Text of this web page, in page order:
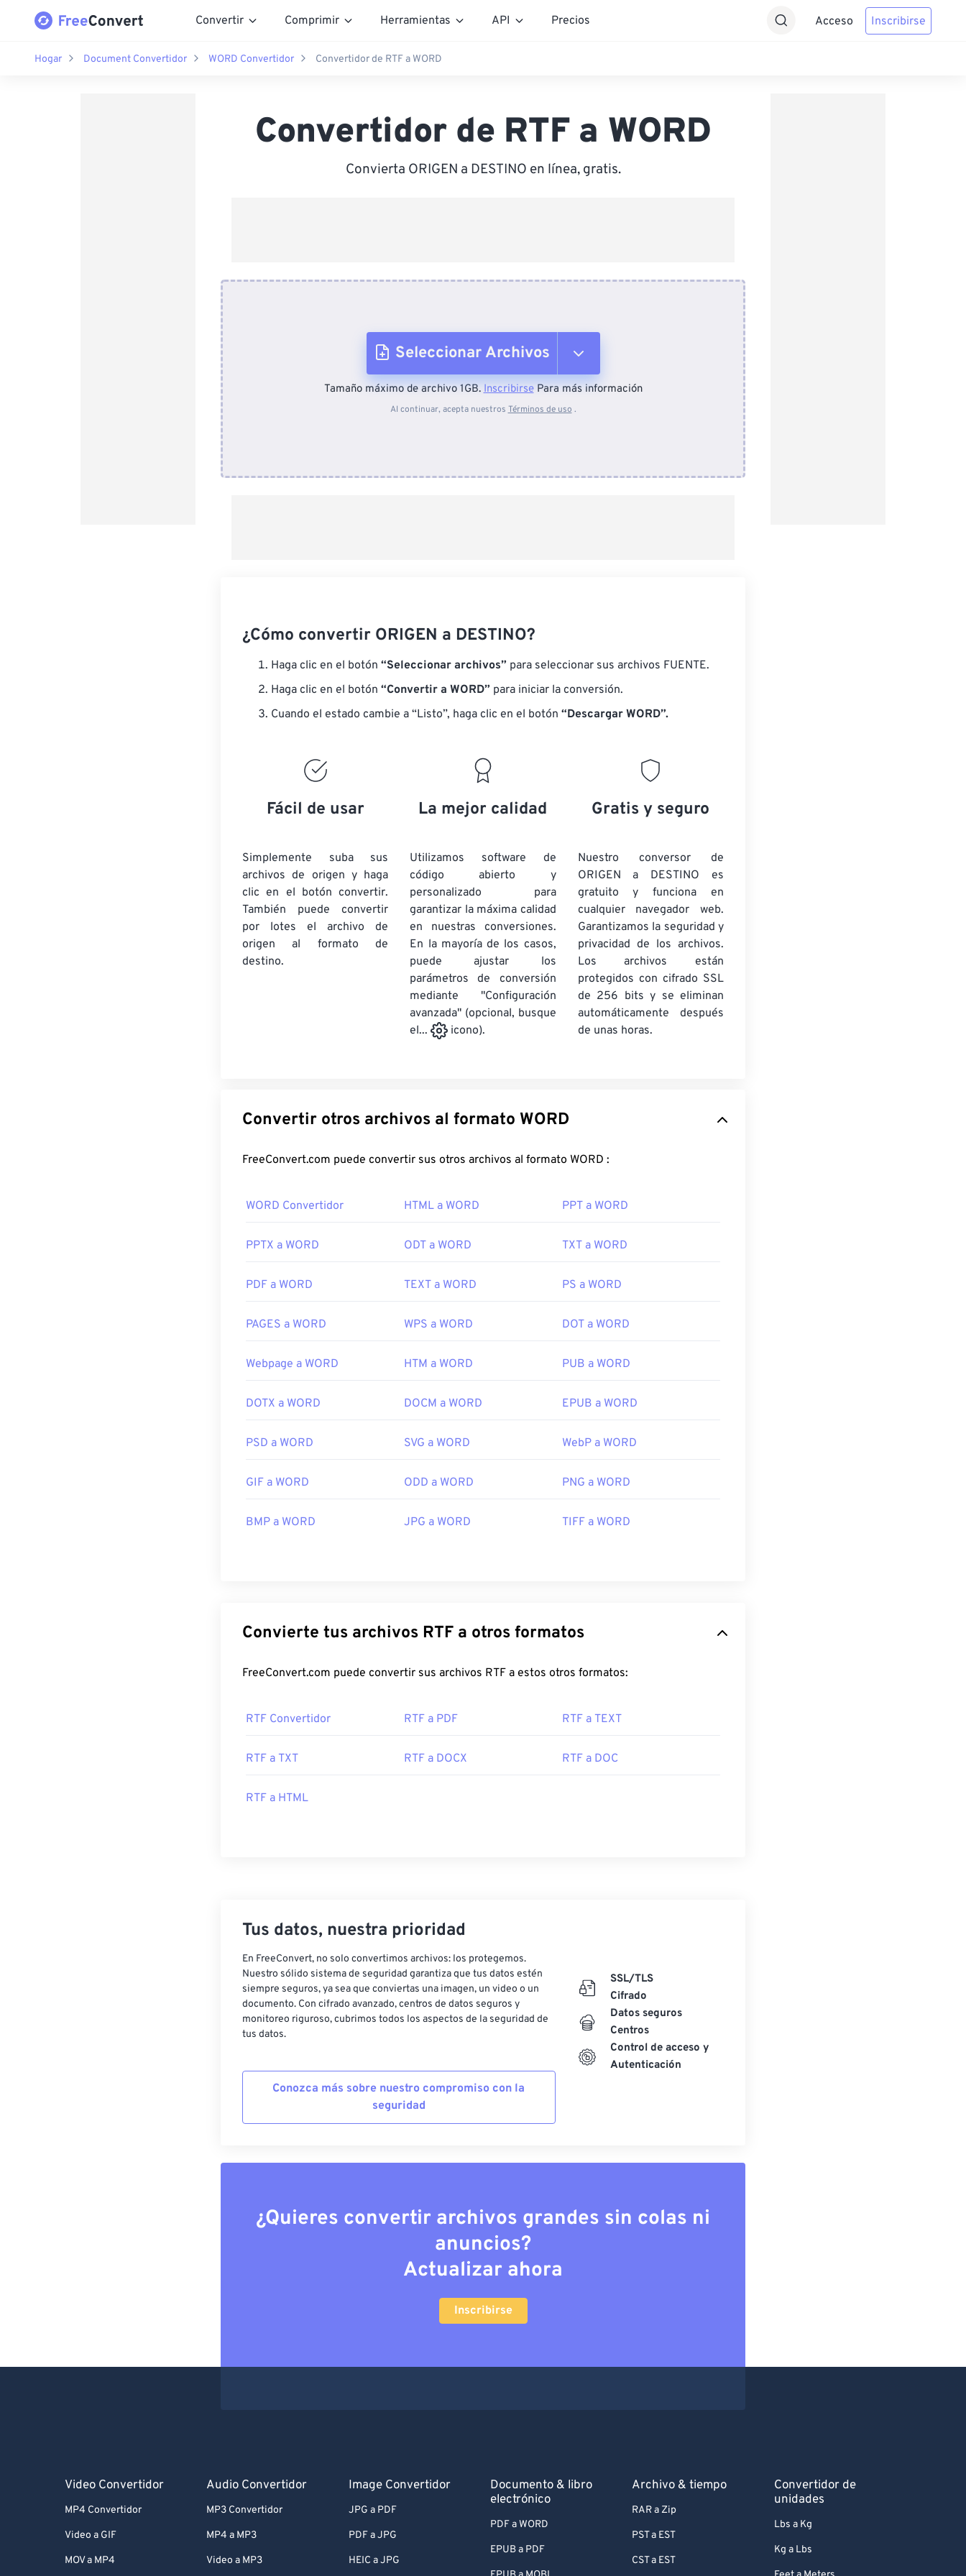
Convertir Comprimir Herramientas API Precios Acceso Inscribirse
Hogar Document Convertidor WORD Convertidor Convertidor de RTF a WORD
Convertidor de RTF a WORD
Convierta ORIGEN a DESTINO en línea, gratis.
Seleccionar Archivos
Desde el dispositivo
Tamaño máximo de archivo 1GB.InscribirsePara más información
Al continuar, acepta nuestros Términos de uso .
¿Cómo convertir ORIGEN a DESTINO?
Haga clic en el botón “Seleccionar archivos” para seleccionar sus archivos FUENTE.
Haga clic en el botón “Convertir a WORD” para iniciar la conversión.
Cuando el estado cambie a “Listo”, haga clic en el botón “Descargar WORD”.
Fácil de usar
Simplemente suba sus
archivos de origen y haga
clic en el botón convertir.
También puede convertir
por lotesel archivo de
origen al formato de
destino.
La mejor calidad
Utilizamos software de
código abierto y
personalizado para
garantizar la máxima calidad
en nuestras conversiones.
En la mayoría de los casos,
puede ajustar los
parámetros de conversión
mediante "Configuración
avanzada" (opcional, busque
el...
icono).
Gratis y seguro
Nuestro conversor de
ORIGEN a DESTINO es
gratuito y funciona en
cualquier navegador web.
Garantizamos la seguridad y
privacidad de los archivos.
Los archivos están
protegidos con cifrado SSL
de 256 bits y se eliminan
automáticamente después
de unas horas.
Convertir otros archivos al formato WORD
FreeConvert.com puede convertir sus otros archivos al formato WORD :
WORD Convertidor HTML a WORD PPT a WORD
PPTX a WORD ODT a WORD TXT a WORD
PDF a WORD TEXT a WORD PS a WORD
PAGES a WORD WPS a WORD DOT a WORD
Webpage a WORD HTM a WORD PUB a WORD
DOTX a WORD DOCM a WORD EPUB a WORD
PSD a WORD SVG a WORD WebP a WORD
GIF a WORD ODD a WORD PNG a WORD
BMP a WORD JPG a WORD TIFF a WORD
Convierte tus archivos RTF a otros formatos
FreeConvert.com puede convertir sus archivos RTF a estos otros formatos:
RTF Convertidor RTF a PDF RTF a TEXT
RTF a TXT RTF a DOCX RTF a DOC
RTF a HTML
Tus datos, nuestra prioridad
En FreeConvert, no solo convertimos archivos: los protegemos.
Nuestro sólido sistema de seguridad garantiza que tus datos estén
siempre seguros, ya sea que conviertas una imagen, un video o un
documento. Con cifrado avanzado, centros de datos seguros y
monitoreo riguroso, cubrimos todos los aspectos de la seguridad de
tus datos.
Conozca más sobre nuestro compromiso con la
seguridad
SSL/TLS
Cifrado
Datos seguros
Centros
Control de acceso y
Autenticación
¿Quieres convertir archivos grandes sin colas ni
anuncios?
Actualizar ahora
Inscribirse
Video Convertidor
MP4 Convertidor
Video a GIF
MOV a MP4
Audio Convertidor
MP3 Convertidor
MP4 a MP3
Video a MP3
Image Convertidor
JPG a PDF
PDF a JPG
HEIC a JPG
Documento & libro
electrónico
PDF a WORD
EPUB a PDF
Archivo & tiempo
RAR a Zip
PST a EST
CST a EST
Convertidor de
unidades
Lbs a Kg
Kg a Lbs